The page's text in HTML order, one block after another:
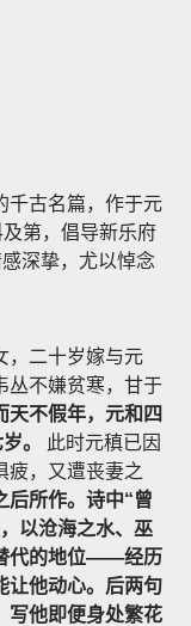
千古名篇，作于元
第，倡导新乐府
深挚，尤以悼念
，二十岁嫁与元
丛不嫌贫寒，甘于
天不假年，元和四
。
此时元稹已因
疲，又遭丧妻之
后所作。诗中“曾
以沧海之水、巫
代的地位——经历
让他动心。后两句
写他即便身处繁花